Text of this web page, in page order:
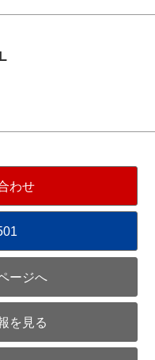
わせ
ージへ
を見る